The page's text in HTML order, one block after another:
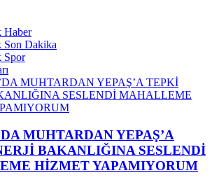
Haber
Son Dakika
Spor
MUHTARDAN YEPAŞ’A
BAKANLIĞINA SESLENDİ
HİZMET YAPAMIYORUM